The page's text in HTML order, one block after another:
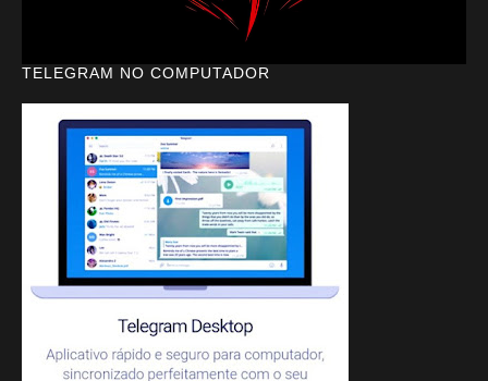
TELEGRAM NO COMPUTADOR